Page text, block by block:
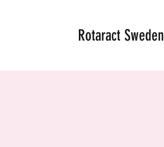
Rotaract Sweden